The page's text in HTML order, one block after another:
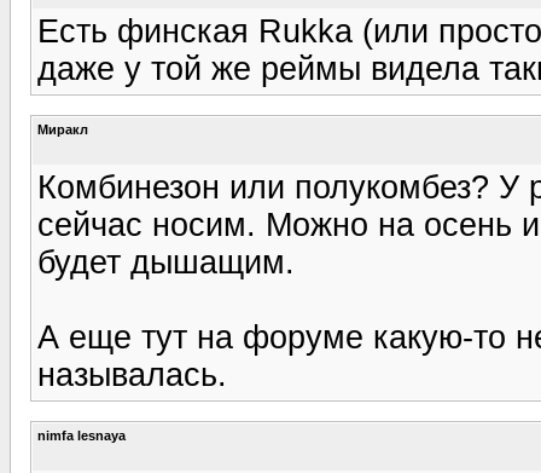
Есть финская Rukka (или
даже у той же реймы видела
Миракл
Комбинезон или полукомбез?
сейчас носим. Можно на осень
будет дышащим.
А еще тут на форуме какую-то
называлась.
nimfa lesnaya